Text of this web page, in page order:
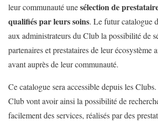
leur communauté unesélection de
qualifiés par leurs soins. Le futur catalogue
aux administrateurs du Club la possibilité de
partenaires et prestataires de leur écosystème
avant auprès de leur communauté.
Ce catalogue sera accessible depuis les
Club vont avoir ainsi la possibilité de
facilement des services, réalisés par des